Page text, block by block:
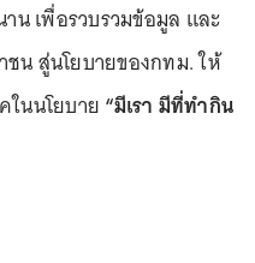
น เพื่อรวบรวมข้อมูล และ
น สู่นโยบายของกทม. ให้
นนโยบาย“มีเรา มีที่ทำกิน